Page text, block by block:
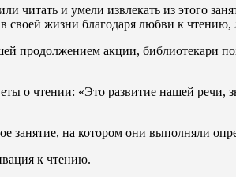
читать и умели извлекать из этого
своей жизни благодаря любви к чтению,
акции, библиотекари
о чтении: «Это развитие нашей
занятие, на котором они выполняли
к чтению.